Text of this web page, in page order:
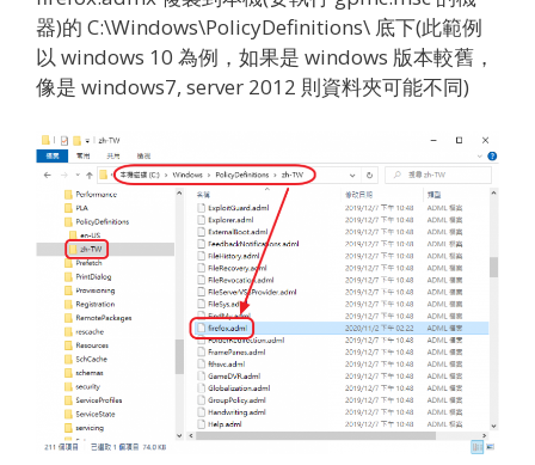
器)的 C:\Windows\PolicyDefinitions\ 底下(此範例
以 windows 10 為例，如果是 windows 版本較舊，
像是 windows7, server 2012 則資料夾可能不同)